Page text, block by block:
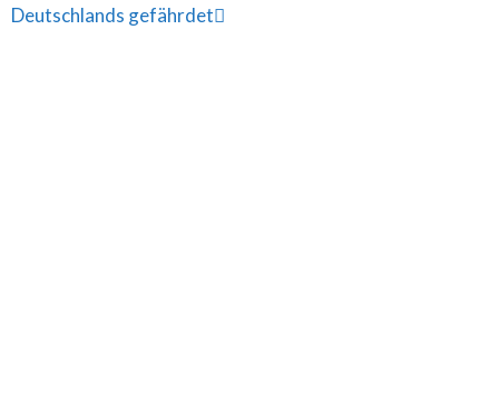
Deutschlands gefährdet